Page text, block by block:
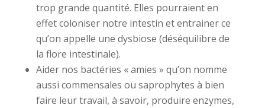
trop grande quantité. Elles pourraient en
effet coloniser notre intestin et entrainer ce
qu’on appelle une dysbiose (déséquilibre de
la flore intestinale).
Aider nos bactéries « amies » qu’on nomme
aussi commensales ou saprophytes à bien
faire leur travail, à savoir, produire enzymes,